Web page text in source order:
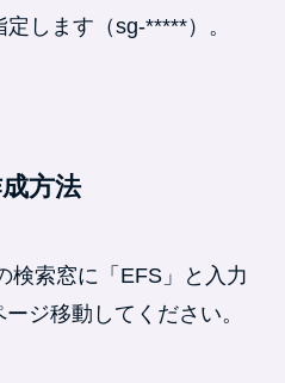
します（sg-*****）。
方法
検索窓に「EFS」と入力
ジ移動してください。